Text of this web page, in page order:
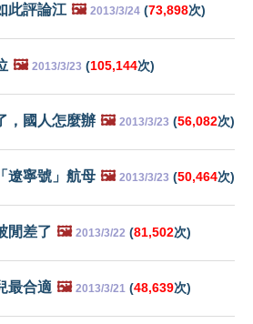
此評論江 🖼️ 2013/3/24 (73,898次)
🖼️ 2013/3/23 (105,144次)
，國人怎麼辦 🖼️ 2013/3/23 (56,082次)
遼寧號」航母 🖼️ 2013/3/23 (50,464次)
閒差了 🖼️ 2013/3/22 (81,502次)
最合適 🖼️ 2013/3/21 (48,639次)